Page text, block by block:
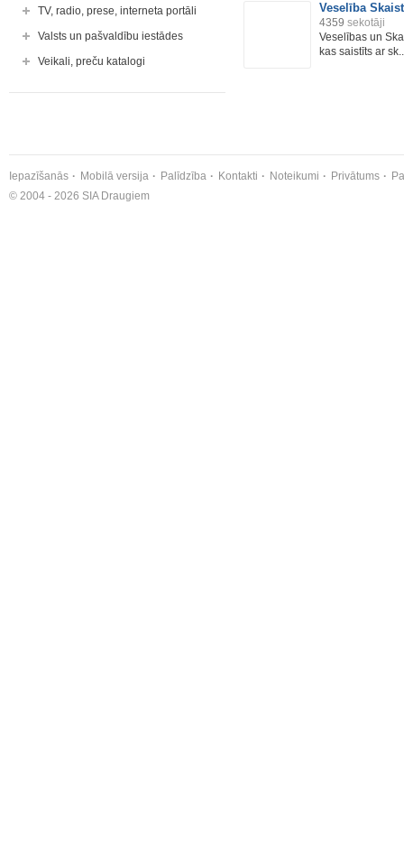
TV, radio, prese, interneta portāli
Valsts un pašvaldību iestādes
Veikali, preču katalogi
Veselība
4359 sekotāji
Veselības un
kas saistīts ar
Iepazīšanās Mobilā versija Palīdzība Kontakti Noteikumi Privātums
© 2004 - 2026 SIA Draugiem